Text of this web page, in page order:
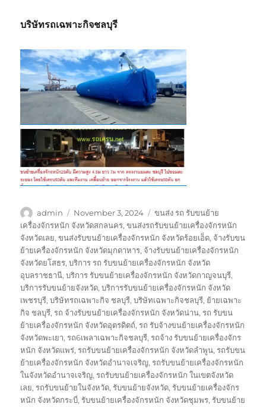
บริษัทรถเฉพาะกิจชลบุรี
Author
admin
Posted
on
November 3, 2024 Tags
ขนส่ง รถ รับขนย้าย
เครื่องจักรหนัก จังหวัดสกลนคร,ขนส่งรถรับขนย้ายเครื่องจักรหนัก
จังหวัดเลย,ขนส่งรับขนย้ายเครื่องจักรหนัก จังหวัดร้อยเอ็ด, จ้างรับขน
ย้ายเครื่องจักรหนัก จังหวัดมุกดาหาร, จ้างรับขนย้ายเครื่องจักรหนัก
จังหวัดยโสธร,บริการ รถ รับขนย้ายเครื่องจักรหนัก จังหวัด
อุบลราชธานี,บริการ รับขนย้ายเครื่องจักรหนัก จังหวัดกาญจนบุรี,
บริการรับขนย้ายจังหวัด,บริการรับขนย้ายเครื่องจักรหนัก จังหวัด
เพชรบุรี,บริษัทรถเฉพาะกิจ ชลบุรี,บริษัทเฉพาะกิจชลบุรี, ย้ายเฉพาะ
กิจ ชลบุรี,รถ จ้างรับขนย้ายเครื่องจักรหนัก จังหวัดน่าน,รถ รับขน
ย้ายเครื่องจักรหนัก จังหวัดอุตรดิตถ์,รถ รับจ้างขนย้ายเครื่องจักรหนัก
จังหวัดพะเยา,รถ6เพลาเฉพาะกิจชลบุรี,รถจ้าง รับขนย้ายเครื่องจักร
หนัก จังหวัดแพร่,รถรับขนย้ายเครื่องจักรหนัก จังหวัดลำพูน,รถรับขน
ย้ายเครื่องจักรหนัก จังหวัดอำนาจเจริญ,รถรับขนย้ายเครื่องจักรหนัก
ในจังหวัดอำนาจเจริญ,รถรับขนย้ายเครื่องจักรหนัก ในเขตจังหวัด
เลย,รถรับขนย้ายในจังหวัด,รับขนย้ายจังหวัด,รับขนย้ายเครื่องจักร
หนัก จังหวัดกระบี่,รับขนย้ายเครื่องจักรหนัก จังหวัดชุมพร,รับขนย้าย